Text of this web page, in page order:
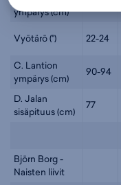
ympärys (cm)
Vyötärö (") 22-24
C. Lantion
ympärys (cm)
90-94
D. Jalan
sisäpituus (cm)
77
Björn Borg -
Naisten liivit